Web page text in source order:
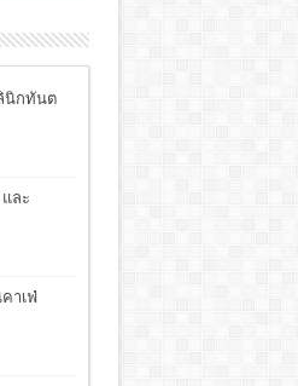
นิกทันต
ละ
าเฟ่